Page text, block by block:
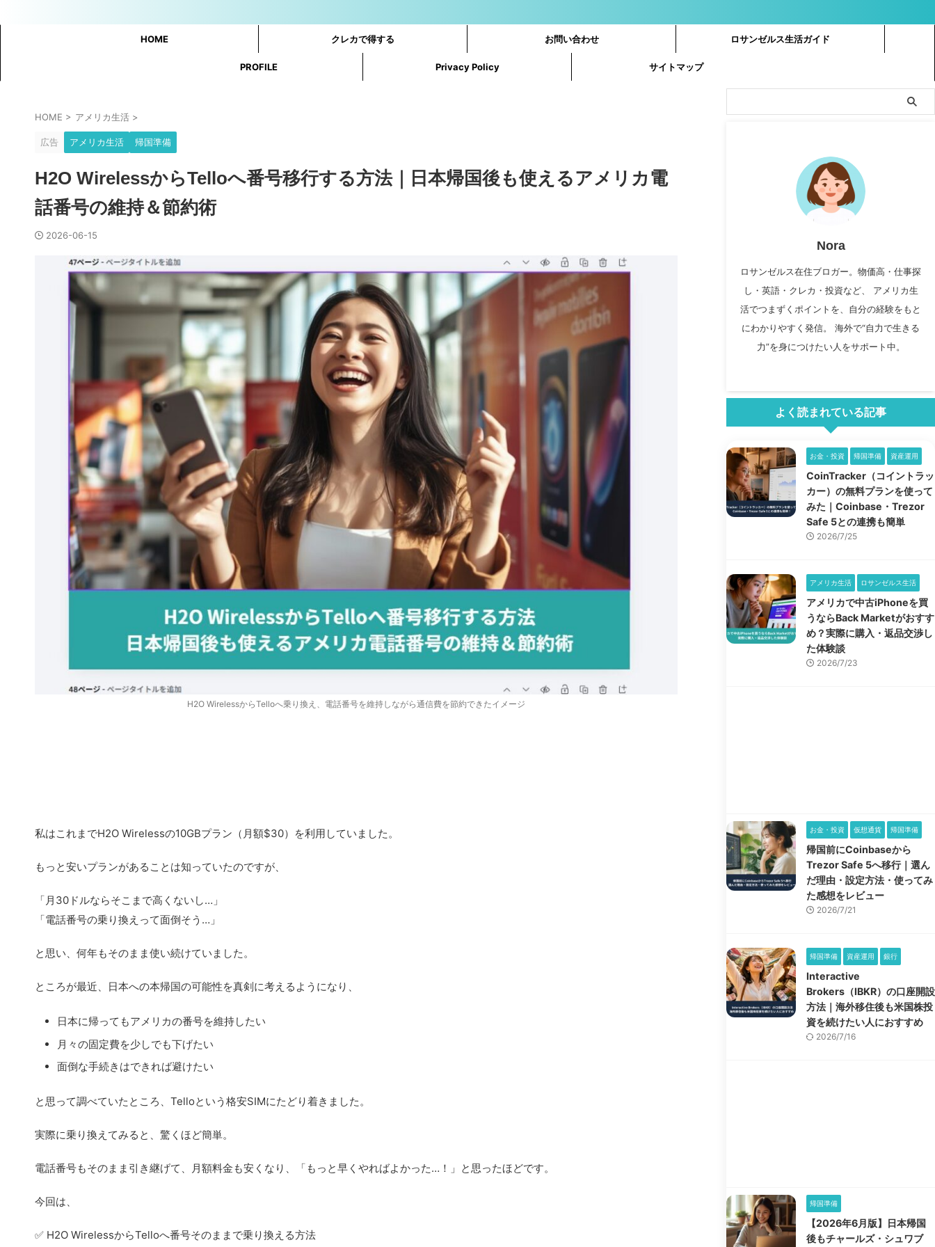
HOME クレカで得する お問い合わせ ロサンゼルス生活ガイド
PROFILE Privacy Policy サイトマップ
HOME > アメリカ生活 >
広告 アメリカ生活 帰国準備
H2O WirelessからTelloへ番号移行する方法｜日本帰国後も使えるアメリカ電
話番号の維持＆節約術
2026-06-15
H2O WirelessからTelloへ乗り換え、電話番号を維持しながら通信費を節約できたイメージ
私はこれまでH2O Wirelessの10GBプラン（月額$30）を利用していました。
もっと安いプランがあることは知っていたのですが、
「月30ドルならそこまで高くないし…」
「電話番号の乗り換えって面倒そう…」
と思い、何年もそのまま使い続けていました。
ところが最近、日本への本帰国の可能性を真剣に考えるようになり、
日本に帰ってもアメリカの番号を維持したい
月々の固定費を少しでも下げたい
面倒な手続きはできれば避けたい
と思って調べていたところ、Telloという格安SIMにたどり着きました。
実際に乗り換えてみると、驚くほど簡単。
電話番号もそのまま引き継げて、月額料金も安くなり、「もっと早くやればよかった…！」と思ったほどです。
今回は、
✅ H2O WirelessからTelloへ番号そのままで乗り換える方法
Nora
ロサンゼルス在住ブロガー。物価高・仕事探
し・英語・クレカ・投資など、 アメリカ生
活でつまずくポイントを、自分の経験をもと
にわかりやすく発信。 海外で“自力で生きる
力”を身につけたい人をサポート中。
よく読まれている記事
お金・投資 帰国準備 資産運用
CoinTracker（コイントラッ
カー）の無料プランを使って
みた｜Coinbase・Trezor
Safe 5との連携も簡単
2026/7/25
アメリカ生活 ロサンゼルス生活
アメリカで中古iPhoneを買
うならBack Marketがおすす
め？実際に購入・返品交渉し
た体験談
2026/7/23
お金・投資 仮想通貨 帰国準備
帰国前にCoinbaseから
Trezor Safe 5へ移行｜選ん
だ理由・設定方法・使ってみ
た感想をレビュー
2026/7/21
帰国準備 資産運用 銀行
Interactive
Brokers（IBKR）の口座開設
方法｜海外移住後も米国株投
資を続けたい人におすすめ
2026/7/16
帰国準備
【2026年6月版】日本帰国
後もチャールズ・シュワブ